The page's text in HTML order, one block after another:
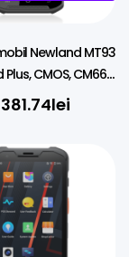
Newland MT93
CMOS, CM66,
(5.5”), GPS, USB-C,
NFC, Android, kit,
lei